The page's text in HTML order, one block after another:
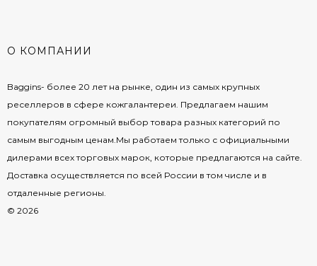
О КОМПАНИИ
Baggins- более 20 лет на рынке, один из самых крупных
реселлеров в сфере кожгалантереи. Предлагаем нашим
покупателям огромный выбор товара разных категорий по
самым выгодным ценам.Мы работаем только с официальными
дилерами всех торговых марок, которые предлагаются на сайте.
Доставка осуществляется по всей России в том числе и в
отдаленные регионы.
© 2026